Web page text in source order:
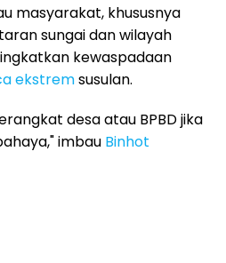
masyarakat, khususnya
sungai dan wilayah
kewaspadaan
ekstremsusulan.
desa atau BPBD jika
imbau Binhot